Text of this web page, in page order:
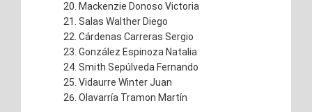
Mackenzie Donoso Victoria
Salas Walther Diego
Cárdenas Carreras Sergio
González Espinoza Natalia
Smith Sepúlveda Fernando
Vidaurre Winter Juan
Olavarría Tramon Martín